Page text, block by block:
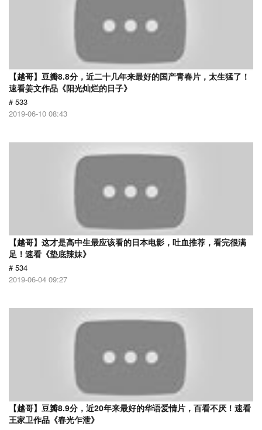
【越哥】豆瓣8.8分，近二十几年来最好的国产青春片，太生猛了！
速看姜文作品《阳光灿烂的日子》
# 533
2019-06-10 08:43
【越哥】这才是高中生最应该看的日本电影，吐血推荐，看完很满
足！速看《垫底辣妹》
# 534
2019-06-04 09:27
【越哥】豆瓣8.9分，近20年来最好的华语爱情片，百看不厌！速看
王家卫作品《春光乍泄》